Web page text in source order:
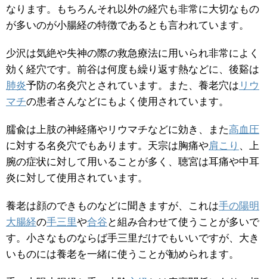
なります。もちろんそれ以外の経穴も非常に大切なもの
が多いのが小腸経の特徴であるとも言われています。
少沢は気絶や失神の際の救急療法に用いられ非常によく
効く経穴です。前谷は何度も繰り返す熱などに、後谿は
肺炎予防の名灸穴とされています。また、養老穴は リウ
マチの患者さんなどにもよく使用されています。
臑兪は上肢の神経痛やリウマチなどに効き、また高血圧
に対する名灸穴でもあります。天宗は胸痛や肩こり 、上
腕の症状に対して用いることが多く、聴宮は耳痛や中耳
炎に対して使用されています。
養老は顔のできものなどに聞きますが、これは手の陽明
大腸経の手三里や合谷 と組み合わせて使うことが多いで
す。小さなものならば手三里だけでもいいですが、大き
いものには養老を一緒に使うことが勧められます。